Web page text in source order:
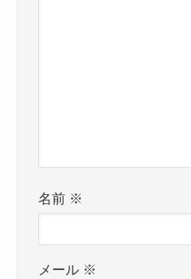
名前 ※
メール ※